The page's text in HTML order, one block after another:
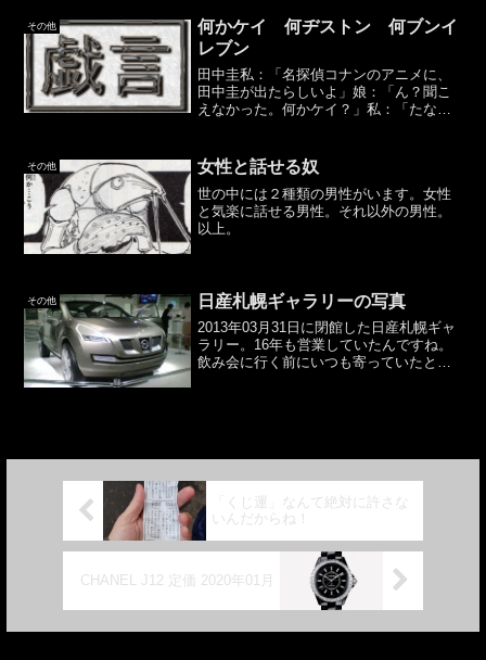
も問題ないんだよ」という言...
その他
何かケイ 何ヂストン 何ブンイ
レブン
田中圭私：「名探偵コナンのアニメに、
田中圭が出たらしいよ」娘：「ん？聞こ
えなかった。何かケイ？」私：「たな」
イヤ、何ヂストン？」センスありすぎで
しょ…私：「ブリ」セブン...
その他 女性と話せる奴
世の中には２種類の男性がいます。女性
と気楽に話せる男性。それ以外の男性。
以上。
その他 日産札幌ギャラリーの写真
2013年03月31日に閉館した日産札幌ギャ
ラリー。16年も営業していたんですね。
飲み会に行く前にいつも寄っていたとい
「くじ運」なんて絶対に許さな
いんだからね！
CHANEL J12 定価 2020年01月